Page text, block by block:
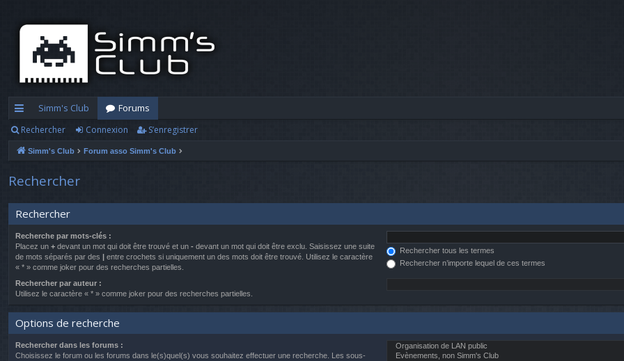
cc
ès
ra
d
e
Simm's Club
Forums
Rechercher Connexion S’enregistrer
Simm's Club Forum asso Simm's Club
Rechercher
Rechercher
Recherche par mots-clés :
Placez un + devant un mot qui doit être trouvé et un - devant un mot qui doit être exclu. Saisissez une suite
de mots séparés par des | entre crochets si uniquement un des mots doit être trouvé. Utilisez le caractère
« * » comme joker pour des recherches partielles.
Rechercher tous les termes
Rechercher n’importe lequel de ces termes
Rechercher par auteur :
Utilisez le caractère « * » comme joker pour des recherches partielles.
Options de recherche
Rechercher dans les forums :
Choisissez le forum ou les forums dans le(s)quel(s) vous souhaitez effectuer une recherche. Les sous-